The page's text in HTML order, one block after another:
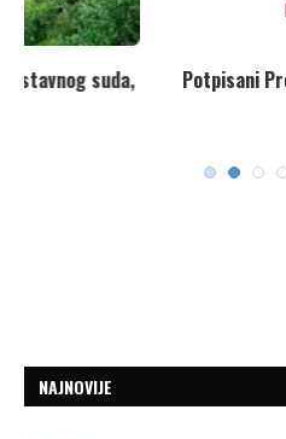
Potpisani Protokol o
NAJNOVIJE